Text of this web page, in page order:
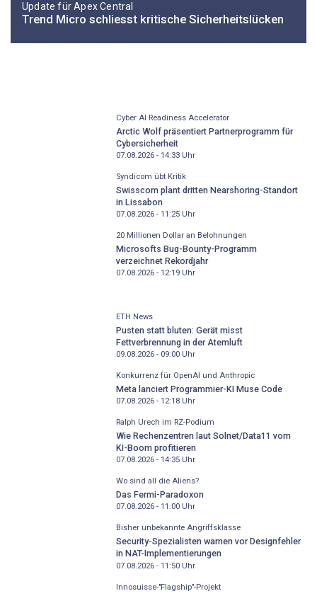
Update für Apex Central
Trend Micro schliesst kritische Sicherheitslücken
Cyber AI Readiness Accelerator
Arctic Wolf präsentiert Partnerprogramm für
Cybersicherheit
07.08.2026 - 14:33Uhr
Syndicom übt Kritik
Swisscom plant dritten Nearshoring-Standort
in Lissabon
07.08.2026 - 11:25Uhr
20 Millionen Dollar an Belohnungen
Microsofts Bug-Bounty-Programm
verzeichnet Rekordjahr
07.08.2026 - 12:19Uhr
ETH News
Pusten statt bluten: Gerät misst
Fettverbrennung in der Atemluft
09.08.2026 - 09:00Uhr
Konkurrenz für OpenAI und Anthropic
Meta lanciert Programmier-KI Muse Code
07.08.2026 - 12:18Uhr
Ralph Urech im RZ-Podium
Wie Rechenzentren laut Solnet/Data11 vom
KI-Boom profitieren
07.08.2026 - 14:35Uhr
Wo sind all die Aliens?
Das Fermi-Paradoxon
07.08.2026 - 11:00Uhr
Bisher unbekannte Angriffsklasse
Security-Spezialisten warnen vor Designfehler
in NAT-Implementierungen
07.08.2026 - 11:50Uhr
Innosuisse-"Flagship"-Projekt